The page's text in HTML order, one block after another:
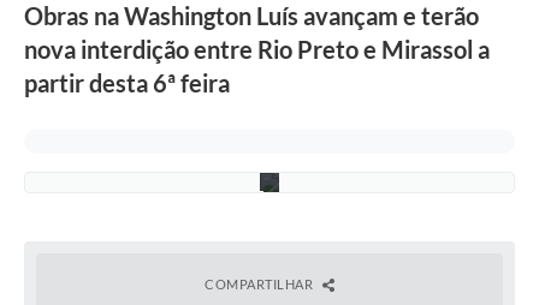
Obras na Washington Luís avançam e terão
nova interdição entre Rio Preto e Mirassol a
partir desta 6ª feira
i
v
u
COMPARTILHAR